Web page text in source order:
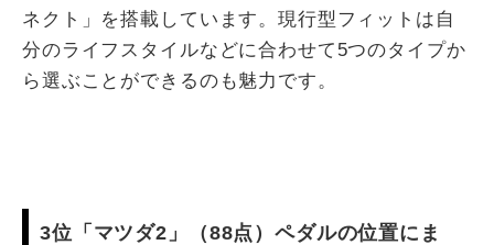
ネクト」を搭載しています。現行型フィットは自
分のライフスタイルなどに合わせて5つのタイプか
ら選ぶことができるのも魅力です。
3位「マツダ2」（88点）ペダルの位置にま